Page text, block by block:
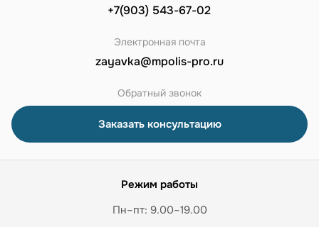
+7(903) 543-67-02
Электронная почта
zayavka@mpolis-pro.ru
Обратный звонок
Заказать консультацию
Режим работы
Пн–пт: 9.00–19.00